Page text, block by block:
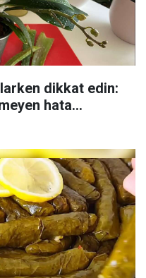
dikkat edin:
hata...